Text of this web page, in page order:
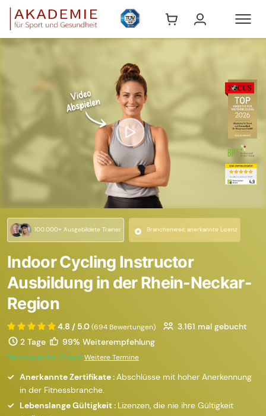
100.000+ Ausgebildete Trainer Branchenweit anerkannte Lizenz
Indoor Cycling Instructor
Ausbildung in der Rhein-Neckar-
Region
4.8 / 5.0(694 Bewertungen) 3.161 mal gebucht
2 Tage
99% Weiterempfehlung
Termine ab Sa. 17 AprilWeitere Termine
Anerkannte Zertifikate :Abschlüsse mit hoher Anerkennung
in der Fitnessbranche.
Lebenslange Gültigkeit : Lizenzen, die nie ihre Gültigkeit